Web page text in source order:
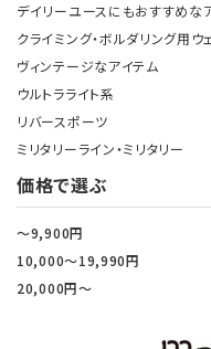
デイリーユースにもおすすめな
クライミング・ボルダリング用ウ
ヴィンテージなアイテム
ウルトラライト系
リバースポーツ
ミリタリーライン・ミリタリー
価格で選ぶ
～9,900円
10,000～19,990円
20,000円～